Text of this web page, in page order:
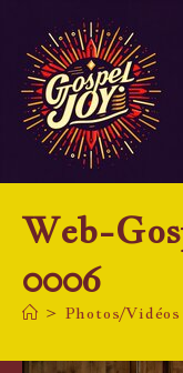
content
Web-
0006
> Photos/Vidéos